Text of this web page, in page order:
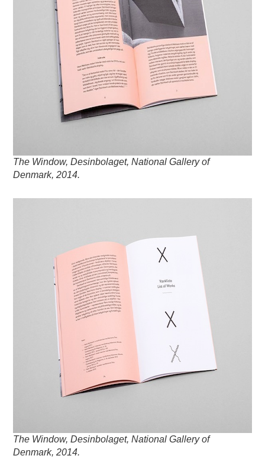
The Window, Desinbolaget, National Gallery of
Denmark, 2014.
The Window, Desinbolaget, National Gallery of
Denmark, 2014.